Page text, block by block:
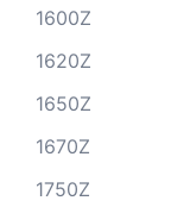
1600Z
1620Z
1650Z
1670Z
1750Z